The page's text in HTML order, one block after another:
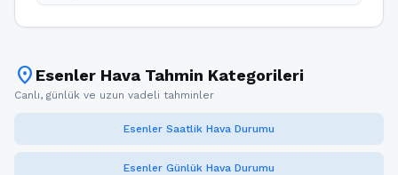
location_on Esenler Hava Tahmin Kategorileri
Canlı, günlük ve uzun vadeli tahminler
Esenler Saatlik Hava Durumu
Esenler Günlük Hava Durumu